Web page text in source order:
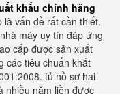
khẩu chính hãng
vấn đề rất cần thiết.
máy uy tín đáp ứng
cấp được sản xuất
các tiêu chuẩn khắt
tủ hồ sơ hai
nhiều năm liền được